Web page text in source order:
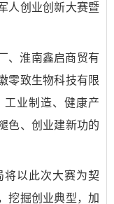
人创业创新大赛暨
、淮南鑫启商贸有
零致生物科技有限
工业制造、健康产
色、创业建新功的
以此次大赛为契
挖掘创业典型，加